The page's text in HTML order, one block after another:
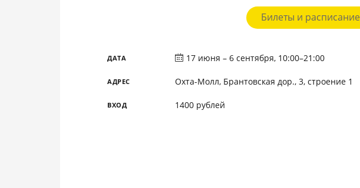
Билеты и расписание
ДАТА 17 июня – 6 сентября, 10:00–21:00
АДРЕС Охта-Молл, Брантовская дор., 3, строение 1
ВХОД 1400 рублей